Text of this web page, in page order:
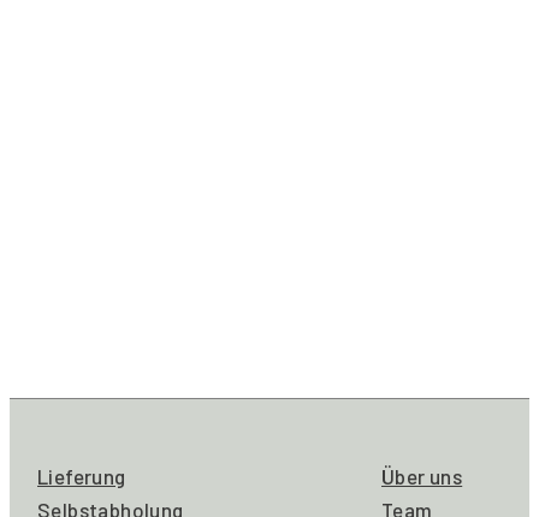
Lieferung
Selbstabholung
Über uns
Team